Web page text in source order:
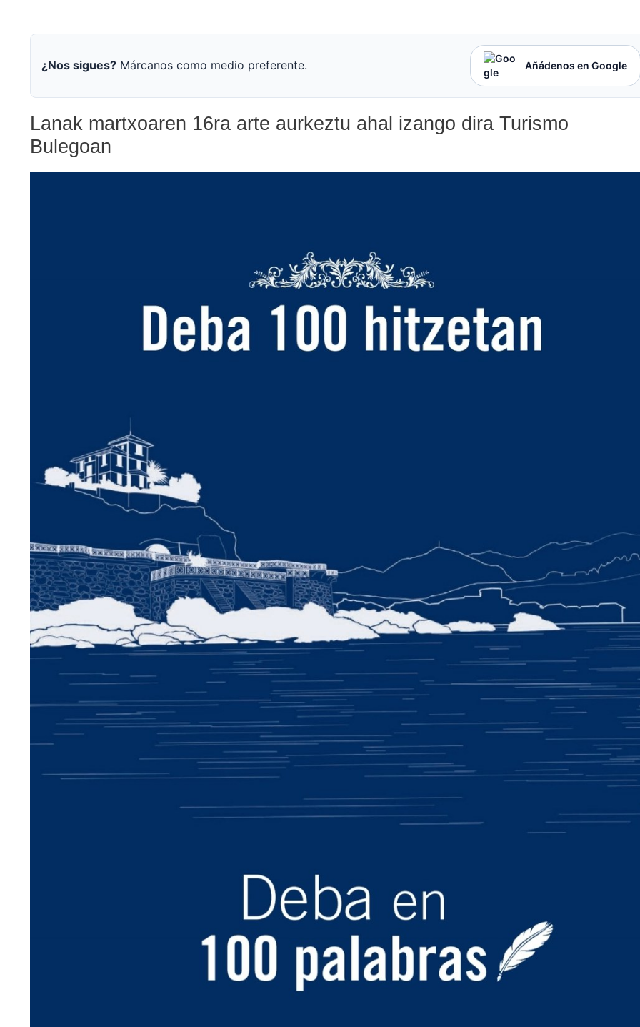
¿Nos sigues? Márcanos como medio preferente. Añádenos en Google
Lanak martxoaren 16ra arte aurkeztu ahal izango dira Turismo
Bulegoan